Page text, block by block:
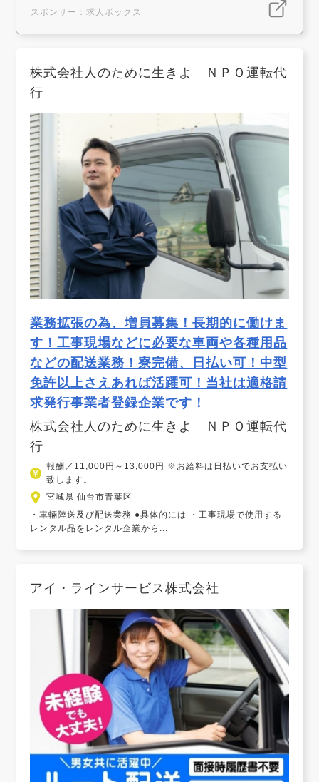
スポンサー：求人ボックス
株式会社人のために生きよ ＮＰＯ運転代
行
業務拡張の為、増員募集！長期的に働けま
す！工事現場などに必要な車両や各種用品
などの配送業務！寮完備、日払い可！中型
免許以上さえあれば活躍可！当社は適格請
求発行事業者登録企業です！
株式会社人のために生きよ ＮＰＯ運転代
行
報酬／11,000円～13,000円 ※お給料は日払いでお支払い
致します。
宮城県 仙台市青葉区
・車輛陸送及び配送業務 ●具体的には ・工事現場で使用する
レンタル品をレンタル企業から...
アイ・ラインサービス株式会社